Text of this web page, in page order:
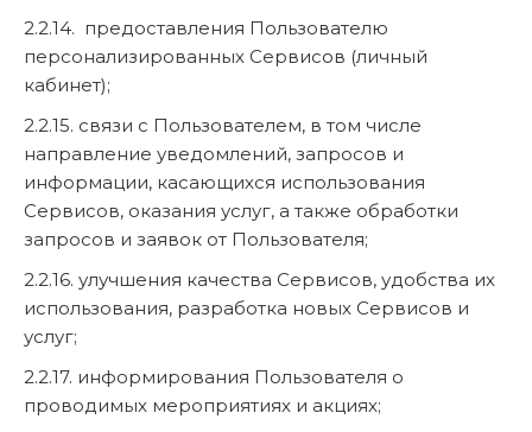
2.2.14. предоставления Пользователю
персонализированных Сервисов (личный
кабинет);
2.2.15. связи с Пользователем, в том числе
направление уведомлений, запросов и
информации, касающихся использования
Сервисов, оказания услуг, а также обработки
запросов и заявок от Пользователя;
2.2.16. улучшения качества Сервисов, удобства их
использования, разработка новых Сервисов и
услуг;
2.2.17. информирования Пользователя о
проводимых мероприятиях и акциях;